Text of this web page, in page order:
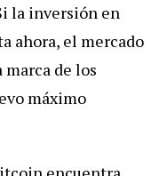
la inversión en
ahora, el mercado
de los
máximo